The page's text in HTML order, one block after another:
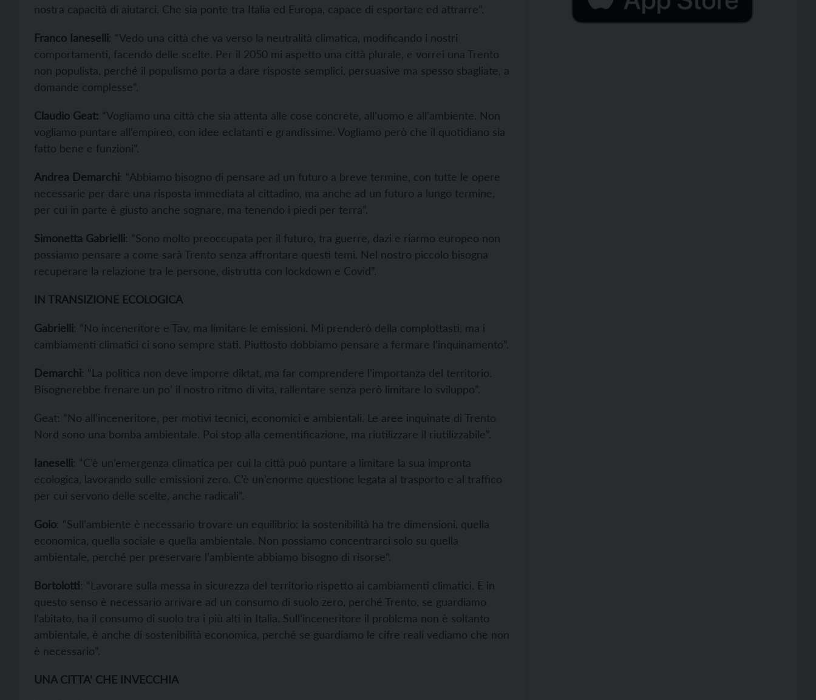
nostra capacità di aiutarci. Che sia ponte tra Italia ed Europa, capace di esportare ed attrarre”.
Franco Ianeselli: “Vedo una città che va verso la neutralità climatica, modificando i nostri
comportamenti, facendo delle scelte. Per il 2050 mi aspetto una città plurale, e vorrei una Trento
non populista, perché il populismo porta a dare risposte semplici, persuasive ma spesso sbagliate, a
domande complesse”.
Claudio Geat: “Vogliamo una città che sia attenta alle cose concrete, all’uomo e all’ambiente. Non
vogliamo puntare all’empireo, con idee eclatanti e grandissime. Vogliamo però che il quotidiano sia
fatto bene e funzioni”.
Andrea Demarchi: “Abbiamo bisogno di pensare ad un futuro a breve termine, con tutte le opere
necessarie per dare una risposta immediata al cittadino, ma anche ad un futuro a lungo termine,
per cui in parte è giusto anche sognare, ma tenendo i piedi per terra”.
Simonetta Gabrielli: “Sono molto preoccupata per il futuro, tra guerre, dazi e riarmo europeo non
possiamo pensare a come sarà Trento senza affrontare questi temi. Nel nostro piccolo bisogna
recuperare la relazione tra le persone, distrutta con lockdown e Covid”.
IN TRANSIZIONE ECOLOGICA
Gabrielli: “No inceneritore e Tav, ma limitare le emissioni. Mi prenderò della complottasti, ma i
cambiamenti climatici ci sono sempre stati. Piuttosto dobbiamo pensare a fermare l’inquinamento”.
Demarchi: “La politica non deve imporre diktat, ma far comprendere l’importanza del territorio.
Bisognerebbe frenare un po’ il nostro ritmo di vita, rallentare senza però limitare lo sviluppo”.
Geat: “No all’inceneritore, per motivi tecnici, economici e ambientali. Le aree inquinate di Trento
Nord sono una bomba ambientale. Poi stop alla cementificazione, ma riutilizzare il riutilizzabile”.
Ianeselli: “C’è un’emergenza climatica per cui la città può puntare a limitare la sua impronta
ecologica, lavorando sulle emissioni zero. C’è un’enorme questione legata al trasporto e al traffico
per cui servono delle scelte, anche radicali”.
Goio: “Sull’ambiente è necessario trovare un equilibrio: la sostenibilità ha tre dimensioni, quella
economica, quella sociale e quella ambientale. Non possiamo concentrarci solo su quella
ambientale, perché per preservare l’ambiente abbiamo bisogno di risorse”.
Bortolotti: “Lavorare sulla messa in sicurezza del territorio rispetto ai cambiamenti climatici. E in
questo senso è necessario arrivare ad un consumo di suolo zero, perché Trento, se guardiamo
l’abitato, ha il consumo di suolo tra i più alti in Italia. Sull’inceneritore il problema non è soltanto
ambientale, è anche di sostenibilità economica, perché se guardiamo le cifre reali vediamo che non
è necessario”.
UNA CITTA’ CHE INVECCHIA